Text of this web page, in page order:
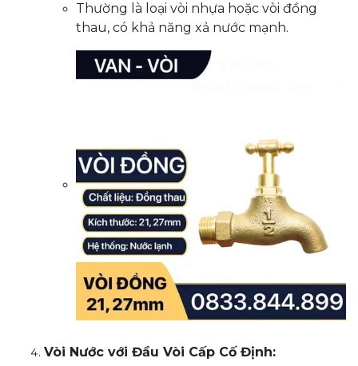
Thường là loại vòi nhựa hoặc vòi đồng
thau, có khả năng xả nước mạnh.
Vòi Nước với Đầu Vòi Cấp Cố Định: